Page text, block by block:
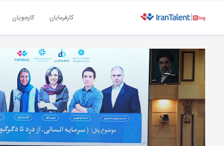
کارفرمایان کارجویان